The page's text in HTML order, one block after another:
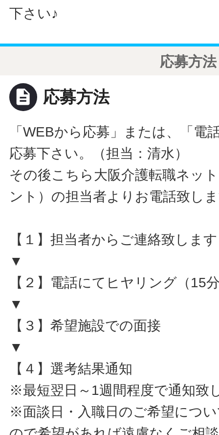
下さい♪
応募方法
description 応募方法
「WEBから応募」または、「電
応募下さい。（担当：清水）
その後こちら大阪介護転職ネッ
ント）の担当者よりお電話致し
【１】担当者からご連絡致します
▼
【２】電話にてヒヤリング（15
▼
【３】希望施設での面接
▼
【４】選考結果通知
※最短翌日～1週間程度で通知致
※面談日・入職日のご希望につ